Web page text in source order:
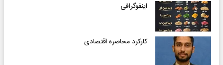
اینفوگرافی
کارکرد محاصره اقتصادی